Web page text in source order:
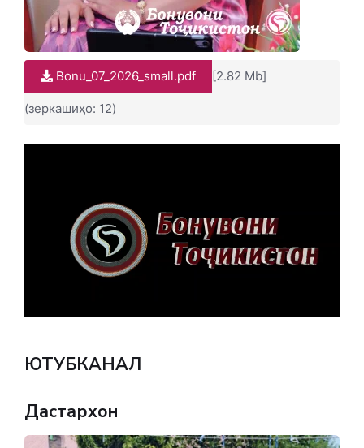
Bonu_07_2026_small.pdf [2.82 Mb]
(зеркашиҳо: 12)
ЮТУБКАНАЛ
Дастархон